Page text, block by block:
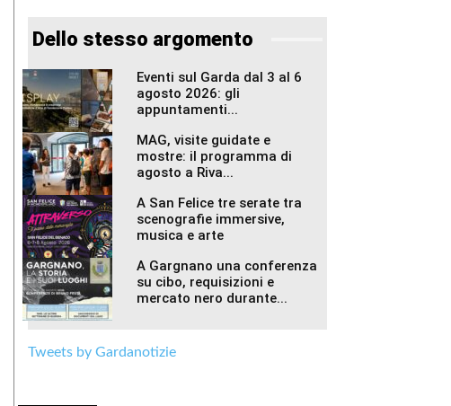
Dello stesso argomento
Eventi sul Garda dal 3 al 6
agosto 2026: gli
appuntamenti...
MAG, visite guidate e
mostre: il programma di
agosto a Riva...
A San Felice tre serate tra
scenografie immersive,
musica e arte
A Gargnano una conferenza
su cibo, requisizioni e
mercato nero durante...
Tweets by Gardanotizie